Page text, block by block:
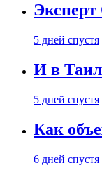
Эксперт
5 дней спустя
И в
5 дней спустя
Как
6 дней спустя